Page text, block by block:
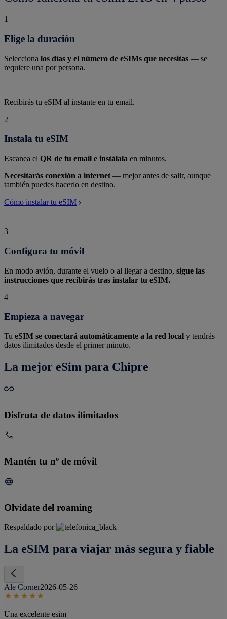
1
Elige la duración
Selecciona los días y el número de eSIMs que necesitas — se
requiere una por persona.
Recibirás tu eSIM al instante en tu email.
2
Instala tu eSIM
Escanea el QR de tu email e instálala en minutos.
Necesitarás conexión a internet — mejor antes de salir, aunque
también puedes hacerlo en destino.
Cómo instalar tu eSIM
3
Configura tu móvil
En modo avión, durante el vuelo o al llegar a destino, sigue las
instrucciones que recibirás tras instalar tu eSIM.
4
Empieza a navegar
Tu eSIM se conectará automáticamente a la red local y tendrás
datos ilimitados desde el primer minuto.
La mejor eSim para Chipre
Disfruta de datos ilimitados
Mantén tu nº de móvil
Olvídate del roaming
Respaldado por
La eSIM para viajar más segura y fiable
Ale Corner2026-05-26
Una excelente esim